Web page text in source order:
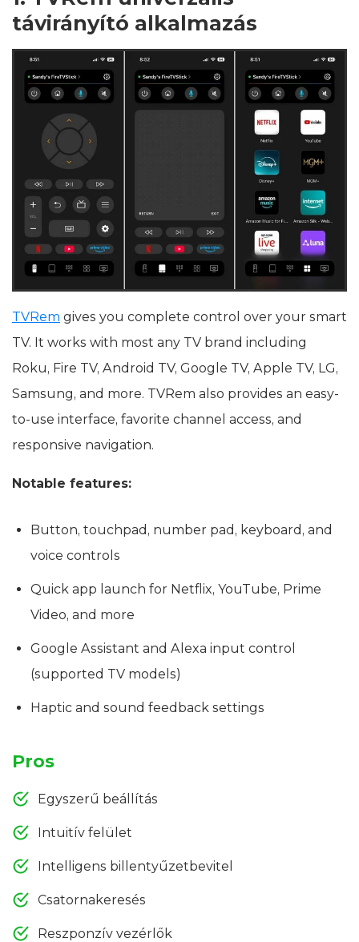
távirányító alkalmazás
TVRem gives you complete control over your smart
TV. It works with most any TV brand including
Roku, Fire TV, Android TV, Google TV, Apple TV, LG,
Samsung, and more. TVRem also provides an easy-
to-use interface, favorite channel access, and
responsive navigation.
Notable features:
Button, touchpad, number pad, keyboard, and
voice controls
Quick app launch for Netflix, YouTube, Prime
Video, and more
Google Assistant and Alexa input control
(supported TV models)
Haptic and sound feedback settings
Pros
Egyszerű beállítás
Intuitív felület
Intelligens billentyűzetbevitel
Csatornakeresés
Reszponzív vezérlők